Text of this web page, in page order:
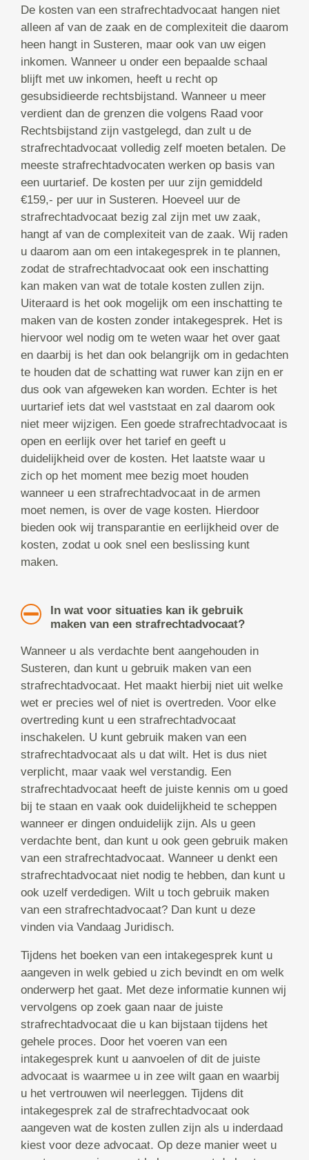
De kosten van een strafrechtadvocaat hangen niet
alleen af van de zaak en de complexiteit die daarom
heen hangt in Susteren, maar ook van uw eigen
inkomen. Wanneer u onder een bepaalde schaal
blijft met uw inkomen, heeft u recht op
gesubsidieerde rechtsbijstand. Wanneer u meer
verdient dan de grenzen die volgens Raad voor
Rechtsbijstand zijn vastgelegd, dan zult u de
strafrechtadvocaat volledig zelf moeten betalen. De
meeste strafrechtadvocaten werken op basis van
een uurtarief. De kosten per uur zijn gemiddeld
€159,- per uur in Susteren. Hoeveel uur de
strafrechtadvocaat bezig zal zijn met uw zaak,
hangt af van de complexiteit van de zaak. Wij raden
u daarom aan om een intakegesprek in te plannen,
zodat de strafrechtadvocaat ook een inschatting
kan maken van wat de totale kosten zullen zijn.
Uiteraard is het ook mogelijk om een inschatting te
maken van de kosten zonder intakegesprek. Het is
hiervoor wel nodig om te weten waar het over gaat
en daarbij is het dan ook belangrijk om in gedachten
te houden dat de schatting wat ruwer kan zijn en er
dus ook van afgeweken kan worden. Echter is het
uurtarief iets dat wel vaststaat en zal daarom ook
niet meer wijzigen. Een goede strafrechtadvocaat is
open en eerlijk over het tarief en geeft u
duidelijkheid over de kosten. Het laatste waar u
zich op het moment mee bezig moet houden
wanneer u een strafrechtadvocaat in de armen
moet nemen, is over de vage kosten. Hierdoor
bieden ook wij transparantie en eerlijkheid over de
kosten, zodat u ook snel een beslissing kunt
maken.
In wat voor situaties kan ik gebruik
maken van een strafrechtadvocaat?
Wanneer u als verdachte bent aangehouden in
Susteren, dan kunt u gebruik maken van een
strafrechtadvocaat. Het maakt hierbij niet uit welke
wet er precies wel of niet is overtreden. Voor elke
overtreding kunt u een strafrechtadvocaat
inschakelen. U kunt gebruik maken van een
strafrechtadvocaat als u dat wilt. Het is dus niet
verplicht, maar vaak wel verstandig. Een
strafrechtadvocaat heeft de juiste kennis om u goed
bij te staan en vaak ook duidelijkheid te scheppen
wanneer er dingen onduidelijk zijn. Als u geen
verdachte bent, dan kunt u ook geen gebruik maken
van een strafrechtadvocaat. Wanneer u denkt een
strafrechtadvocaat niet nodig te hebben, dan kunt u
ook uzelf verdedigen. Wilt u toch gebruik maken
van een strafrechtadvocaat? Dan kunt u deze
vinden via Vandaag Juridisch.
Tijdens het boeken van een intakegesprek kunt u
aangeven in welk gebied u zich bevindt en om welk
onderwerp het gaat. Met deze informatie kunnen wij
vervolgens op zoek gaan naar de juiste
strafrechtadvocaat die u kan bijstaan tijdens het
gehele proces. Door het voeren van een
intakegesprek kunt u aanvoelen of dit de juiste
advocaat is waarmee u in zee wilt gaan en waarbij
u het vertrouwen wil neerleggen. Tijdens dit
intakegesprek zal de strafrechtadvocaat ook
aangeven wat de kosten zullen zijn als u inderdaad
kiest voor deze advocaat. Op deze manier weet u